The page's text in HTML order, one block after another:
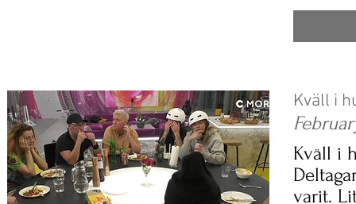
Kväll i
Kväll i
varit.